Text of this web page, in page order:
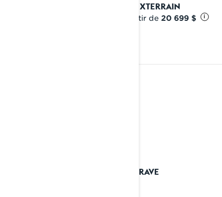
2024 XTERRAIN
À partir de 20 699 $ i
2023 RAVE